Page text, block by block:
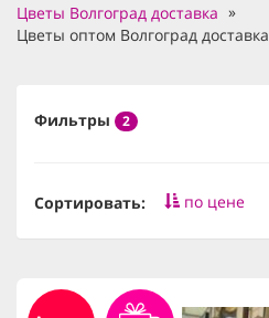
Цветы Волгоград доставка
Цветы оптом Волгоград доставка
Фильтры 2
Сортировать: по цене